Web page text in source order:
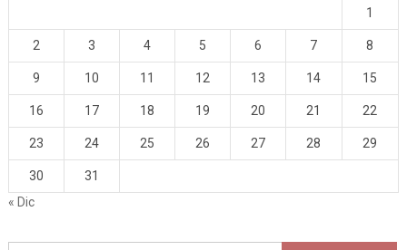
1
2 3 4 5 6 7 8
9 10 11 12 13 14 15
16 17 18 19 20 21 22
23 24 25 26 27 28 29
30
31
« Dic